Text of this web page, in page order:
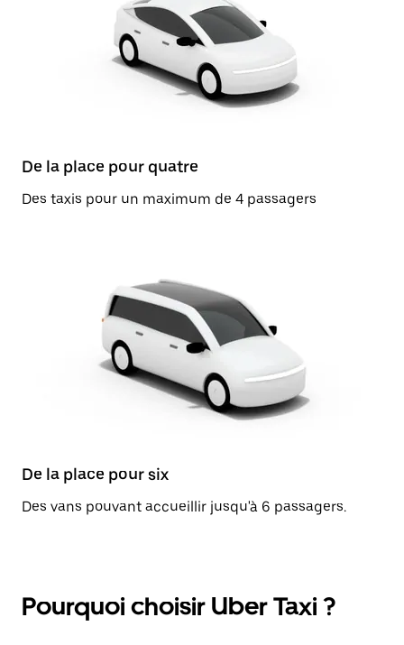
De la place pour quatre
Des taxis pour un maximum de 4 passagers
De la place pour six
Des vans pouvant accueillir jusqu'à 6 passagers.
Pourquoi choisir Uber Taxi ?